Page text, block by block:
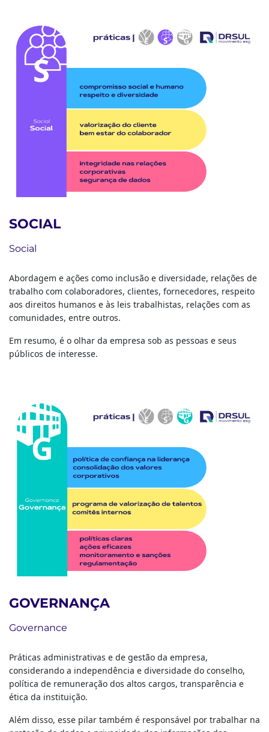
SOCIAL
Social
Abordagem e ações como inclusão e diversidade, relações de
trabalho com colaboradores, clientes, fornecedores, respeito
aos direitos humanos e às leis trabalhistas, relações com as
comunidades, entre outros.
Em resumo, é o olhar da empresa sob as pessoas e seus
públicos de interesse.
GOVERNANÇA
Governance
Práticas administrativas e de gestão da empresa,
considerando a independência e diversidade do conselho,
política de remuneração dos altos cargos, transparência e
ética da instituição.
Além disso, esse pilar também é responsável por trabalhar na